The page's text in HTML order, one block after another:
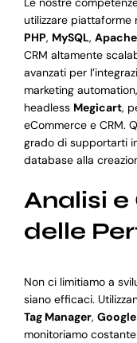
utilizzare piattaforme
PHP, MySQL, Apache
CRM altamente
avanzati per
marketing
headless Megicart,
eCommerce e CRM.
grado di supportarti
database alla
Analisi
delle
Non ci limitiamo a
siano efficaci.
Tag Manager,
monitoriamo